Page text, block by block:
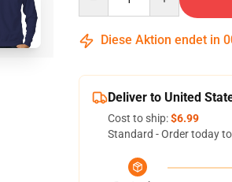
Diese Aktion endet in
Deliver to United
Cost to ship:$6.99
Standard - Order today